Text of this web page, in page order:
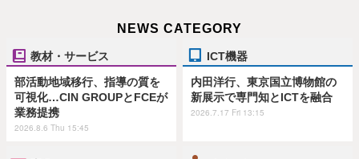
NEWS CATEGORY
教材・サービス
部活動地域移行、指導の質を
可視化…CIN GROUPとFCEが
業務提携
2026.8.6 Thu 15:45
ICT機器
内田洋行、東京国立博物館の
新展示で専門知とICTを融合
2026.7.17 Fri 13:15